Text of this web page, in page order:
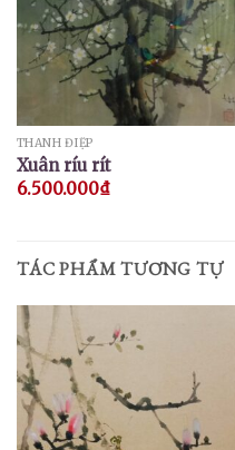
THANH ĐIỆP
Xuân ríu rít
6.500.000₫
TÁC PHẨM TƯƠNG TỰ